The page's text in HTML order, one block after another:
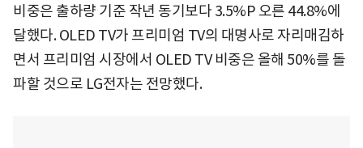
비중은 출하량 기준 작년 동기보다 3.5%P 오른 44.8%에
달했다. OLED TV가 프리미엄 TV의 대명사로 자리매김하
면서 프리미엄 시장에서 OLED TV 비중은 올해 50%를 돌
파할 것으로 LG전자는 전망했다.